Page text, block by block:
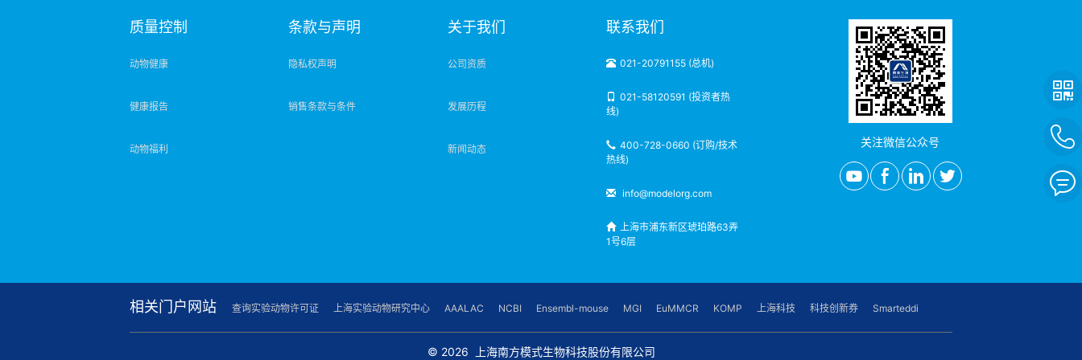
质量控制
动物健康
健康报告
动物福利
条款与声明
隐私权声明
销售条款与条件
关于我们
公司资质
发展历程
新闻动态
联系我们
021-20791155 (总机)
021-58120591 (投资者热
线)
400-728-0660 (订购/技术
热线)
info@modelorg.com
上海市浦东新区琥珀路63弄
1号6层
关注微信公众号
相关门户网站 查询实验动物许可证 上海实验动物研究中心 AAALAC NCBI Ensembl-mouse MGI EuMMCR KOMP 上海科技 科技创新券 Smarteddi
© 2026 上海南方模式生物科技股份有限公司